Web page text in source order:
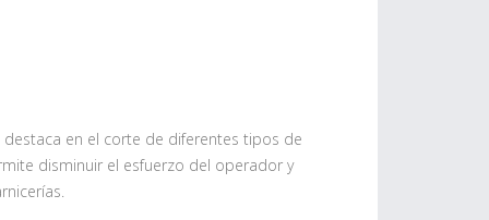
en el corte de diferentes tipos de
disminuir el esfuerzo del operador y